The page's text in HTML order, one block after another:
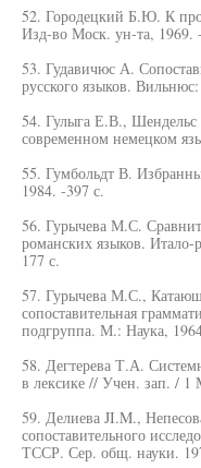
52. Городецкий Б.Ю. К
Изд-во Моск. ун-та, 1969.
53. Гудавичюс А.
русского языков.
54. Гулыга Е.В., Шендельс
современном немецком
55. Гумбольдт В.
1984. -397 с.
56. Гурычева М.С.
романских языков.
177 с.
57. Гурычева М.С.,
сопоставительная
подгруппа. М.: Наука,
58. Дегтерева Т.А.
в лексике // Учен. зап. /
59. Делиева JI.M.,
сопоставительного
ТССР. Сер. общ. науки.